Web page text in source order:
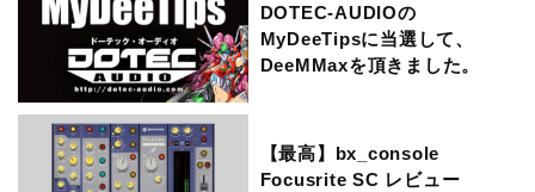
DOTEC-AUDIOの
MyDeeTipsに当選して、
DeeMMaxを頂きました。
【最高】bx_console
Focusrite SC レビュー